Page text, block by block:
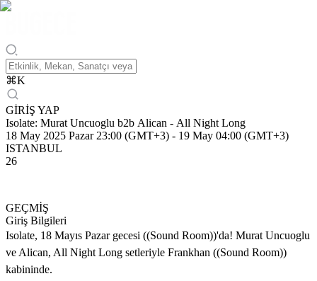
⌘K
GİRİŞ YAP
Isolate: Murat Uncuoglu b2b Alican - All Night Long
18 May 2025 Pazar 23:00 (GMT+3) - 19 May 04:00 (GMT+3)
ISTANBUL
26
GEÇMİŞ
Giriş Bilgileri
Isolate, 18 Mayıs Pazar gecesi ((Sound Room))'da! Murat Uncuoglu
ve Alican, All Night Long setleriyle Frankhan ((Sound Room))
kabininde.